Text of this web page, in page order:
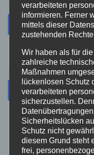
Suche
Kategorien
Aktuelles
Allgemein
verarbeiteten
informieren. Ferner
mittels dieser
zustehenden
Wir haben als für
zahlreiche
Maßnahmen
lückenlosen Schutz
verarbeiteten
sicherzustellen.
Sicherheitslücken
Schutz nicht
diesem Grund steht
frei,